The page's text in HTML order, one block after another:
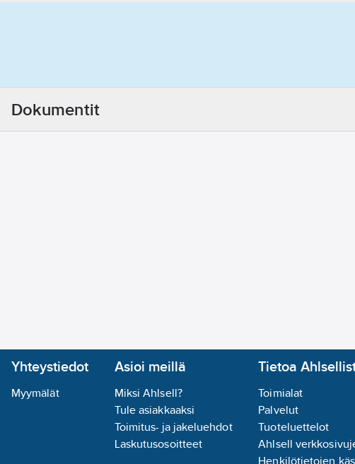
Dokumentit
Yhteystiedot
Myymälät
Asioi meillä
Miksi Ahlsell?
Tule asiakkaaksi
Toimitus- ja jakeluehdot
Laskutusosoitteet
Tietoa
Toimialat
Palvelut
Tuoteluettelot
Ahlsell
Henkilötietojen